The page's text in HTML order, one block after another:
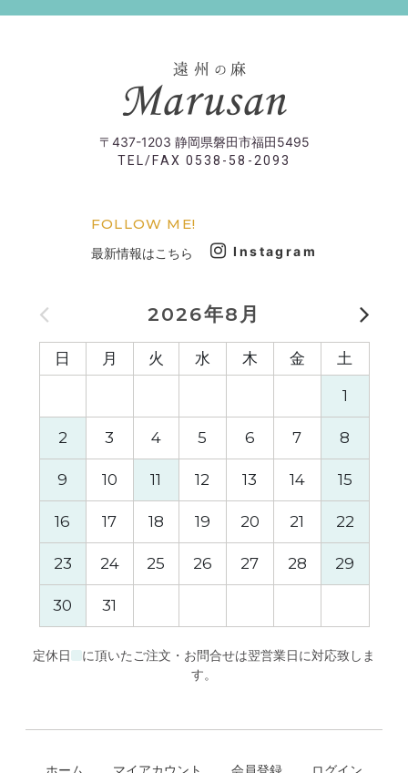
2026年8月
日 月 火 水 木 金 土
1
2 3 4 5 6 7 8
9 10 11 12 13 14 15
16 17 18 19 20 21 22
23 24 25 26 27 28 29
30 31
定休日
に頂いたご注文・お問合せは翌営業日に対応致しま
す。
〒437-1203 静岡県磐田市福田5495
TEL/FAX 0538-58-2093
FOLLOW ME!
最新情報はこちら Instagram